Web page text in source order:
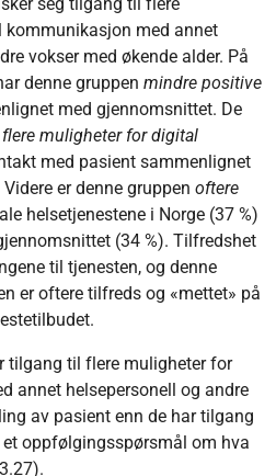
med annet
vokser med økende alder. På
denne gruppenmindre positive
med gjennomsnittet. De
muligheter for digital
med pasient sammenlignet
er denne gruppenoftere
helsetjenestene i Norge (37 %)
(34 %). Tilfredshet
til tjenesten, og denne
er oftere tilfreds og «mettet» på
tilgang til flere muligheter for
annet helsepersonell og andre
av pasient enn de har tilgang
oppfølgingsspørsmål om hva